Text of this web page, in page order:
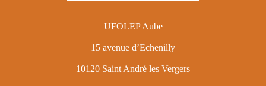
UFOLEP Aube
15 avenue d’Echenilly
10120 Saint André les Vergers